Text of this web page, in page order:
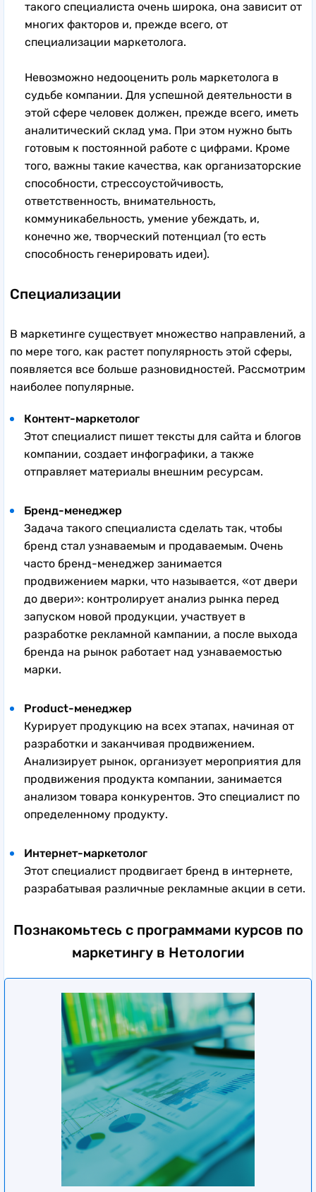
такого специалиста очень широка, она зависит от
многих факторов и, прежде всего, от
специализации маркетолога.
Невозможно недооценить роль маркетолога в
судьбе компании. Для успешной деятельности в
этой сфере человек должен, прежде всего, иметь
аналитический склад ума. При этом нужно быть
готовым к постоянной работе с цифрами. Кроме
того, важны такие качества, как организаторские
способности, стрессоустойчивость,
ответственность, внимательность,
коммуникабельность, умение убеждать, и,
конечно же, творческий потенциал (то есть
способность генерировать идеи).
Специализации
В маркетинге существует множество направлений, а
по мере того, как растет популярность этой сферы,
появляется все больше разновидностей. Рассмотрим
наиболее популярные.
Контент-маркетолог
Этот специалист пишет тексты для сайта и блогов
компании, создает инфографики, а также
отправляет материалы внешним ресурсам.
Бренд-менеджер
Задача такого специалиста сделать так, чтобы
бренд стал узнаваемым и продаваемым. Очень
часто бренд-менеджер занимается
продвижением марки, что называется, «от двери
до двери»: контролирует анализ рынка перед
запуском новой продукции, участвует в
разработке рекламной кампании, а после выхода
бренда на рынок работает над узнаваемостью
марки.
Product-менеджер
Курирует продукцию на всех этапах, начиная от
разработки и заканчивая продвижением.
Анализирует рынок, организует мероприятия для
продвижения продукта компании, занимается
анализом товара конкурентов. Это специалист по
определенному продукту.
Интернет-маркетолог
Этот специалист продвигает бренд в интернете,
разрабатывая различные рекламные акции в сети.
Познакомьтесь с программами курсов по
маркетингу в Нетологии